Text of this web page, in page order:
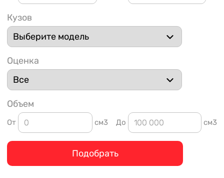
Кузов
Оценка
Объем
От см3 До см3
Подобрать